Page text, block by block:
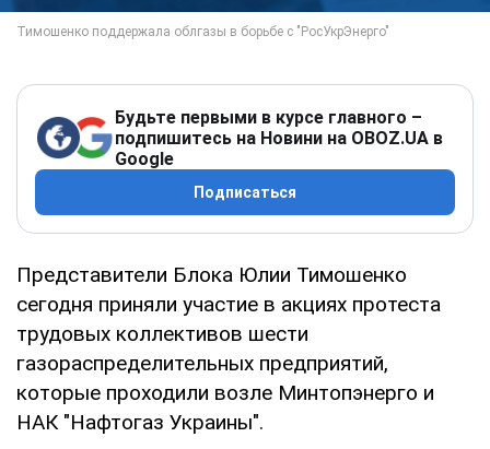
Будьте первыми в курсе главного –
подпишитесь на Новини на OBOZ.UA в
Google
Подписаться
Представители Блока Юлии Тимошенко
сегодня приняли участие в акциях протеста
трудовых коллективов шести
газораспределительных предприятий,
которые проходили возле Минтопэнерго и
НАК "Нафтогаз Украины".